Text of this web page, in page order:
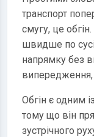
транспорт
смугу, це
швидше по
напрямку без
випередження,
Обгін є одним
тому що він
зустрічного